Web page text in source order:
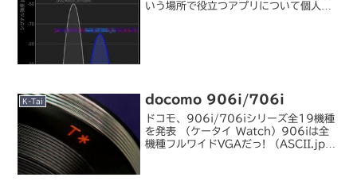
いう場所で役立つアプリについて個人的
K-Tai docomo 906i/706i
ドコモ、906i/706iシリーズ全19機種
を発表 （ケータイ Watch）906iは全
機種フルワイドVGAだっ! （ASCII.jp）